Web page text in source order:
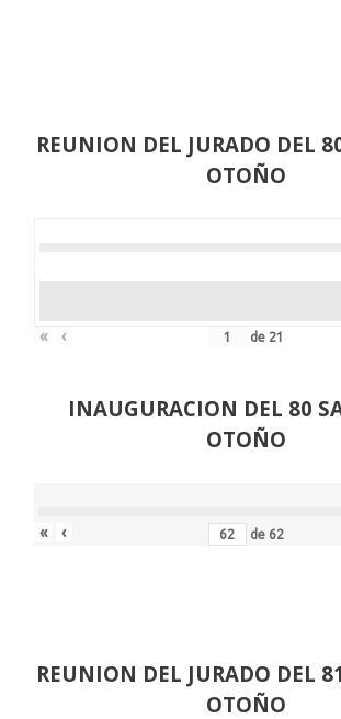
REUNION DEL JURADO DEL
OTOÑO
« ‹ de 21
INAUGURACION DEL 80
OTOÑO
« ‹ de 62
REUNION DEL JURADO DEL
OTOÑO